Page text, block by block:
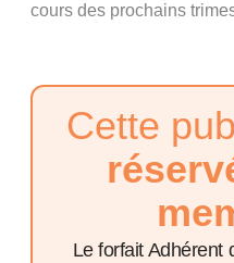
cours des prochains
Cette
Le forfait Adhérent